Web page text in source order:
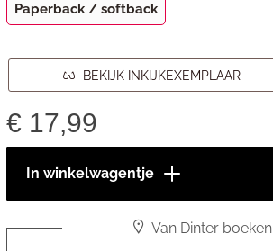
Paperback / softback
BEKIJK INKIJKEXEMPLAAR
€ 17,99
In winkelwagentje
Van Dinter boeken